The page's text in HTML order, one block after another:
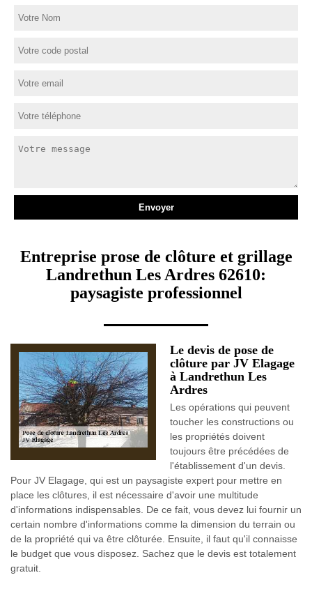
Entreprise prose de clôture et grillage
Landrethun Les Ardres 62610:
paysagiste professionnel
Le devis de pose de
clôture par JV Elagage
à Landrethun Les
Ardres
Les opérations qui peuvent
toucher les constructions ou
les propriétés doivent
toujours être précédées de
l'établissement d'un devis.
Pour JV Elagage, qui est un paysagiste expert pour mettre en
place les clôtures, il est nécessaire d'avoir une multitude
d'informations indispensables. De ce fait, vous devez lui fournir un
certain nombre d'informations comme la dimension du terrain ou
de la propriété qui va être clôturée. Ensuite, il faut qu'il connaisse
le budget que vous disposez. Sachez que le devis est totalement
gratuit.